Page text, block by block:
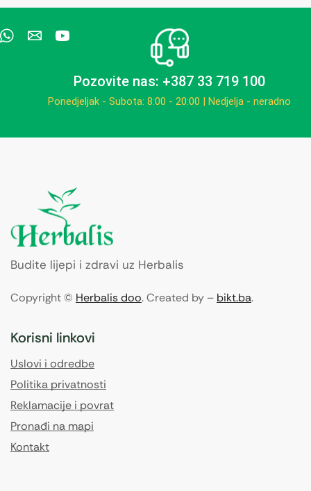
Pozovite nas: +387 33 719 100
Ponedjeljak - Subota: 8:00 - 20:00 | Nedjelja - neradno
Budite lijepi i zdravi uz Herbalis
Copyright © Herbalis doo. Created by – bikt.ba.
Korisni linkovi
Uslovi i odredbe
Politika privatnosti
Reklamacije i povrat
Pronađi na mapi
Kontakt